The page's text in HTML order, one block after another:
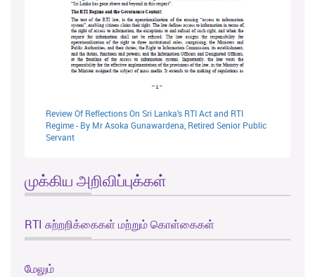
Review Of Reflections On Sri Lanka's RTI Act and RTI
Regime - By Mr Asoka Gunawardena, Retired Senior Public
Servant
முக்கிய அறிவிப்புக்கள்
RTI சுற்றறிக்கைகள் மற்றும் கொள்கைகள்
மேலும்